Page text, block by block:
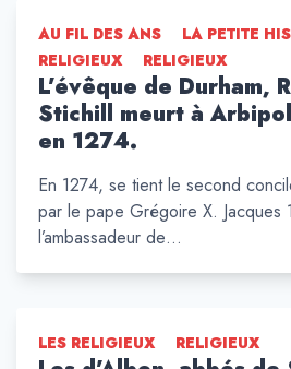
AU FIL DES ANS LA PETITE
RELIGIEUX
RELIGIEUX
L’évêque de Durham,
Stichill meurt à
en 1274.
En 1274, se tient le second
par le pape Grégoire X. Jacques
l’ambassadeur de…
LES RELIGIEUX RELIGIEUX